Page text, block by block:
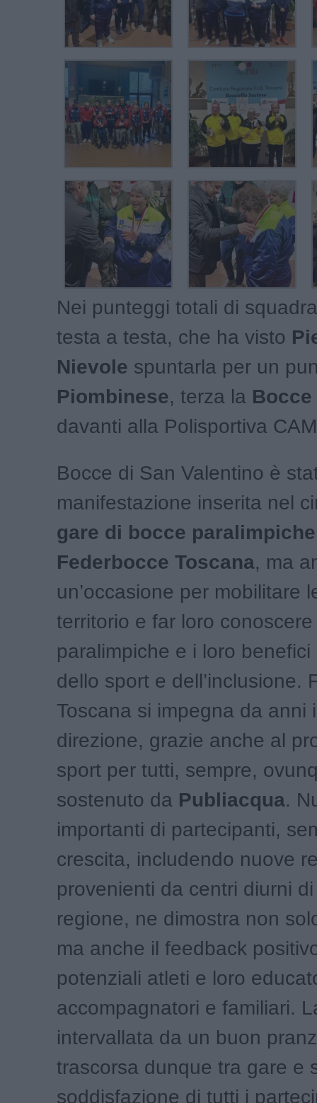
Nei punteggi totali di
testa a testa, che ha visto
Nievole spuntarla per un
Piombinese, terza la Bocce
davanti alla Polisportiva
Bocce di San Valentino è
manifestazione inserita nel
gare di bocce
Federbocce Toscana, ma
un’occasione per mobilitare
territorio e far loro
paralimpiche e i loro
dello sport e dell’inclusione.
Toscana si impegna da anni
direzione, grazie anche al
sport per tutti, sempre,
sostenuto da Publiacqua.
importanti di partecipanti,
crescita, includendo nuove
provenienti da centri diurni
regione, ne dimostra non
ma anche il feedback
potenziali atleti e loro
accompagnatori e familiari.
intervallata da un buon
trascorsa dunque tra gare e
soddisfazione di tutti i